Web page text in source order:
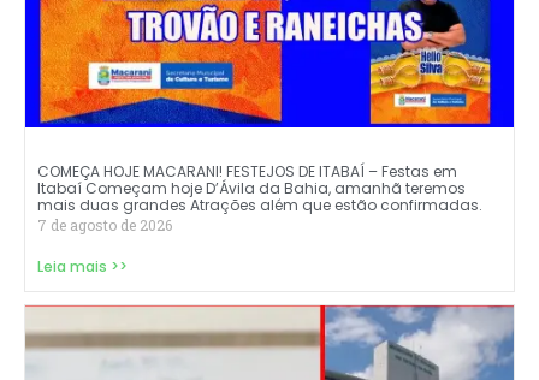
COMEÇA HOJE MACARANI! FESTEJOS DE ITABAÍ – Festas em
Itabaí Começam hoje D’Ávila da Bahia, amanhã teremos
mais duas grandes Atrações além que estão confirmadas.
7 de agosto de 2026
Leia mais >>